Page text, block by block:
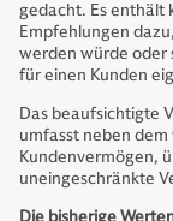
gedacht. Es enthält
Empfehlungen
werden würde oder
für einen Kunden
Das beaufsichtigte
umfasst neben
Kundenvermögen,
uneingeschränkte